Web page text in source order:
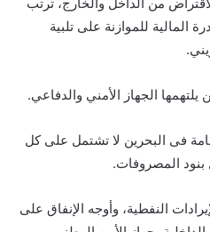
المالية للموازنة على تلبية
فى البحرين لا تشتمل على كل
بنود المصروفات.
النفطية، وأوجه الإنفاق على